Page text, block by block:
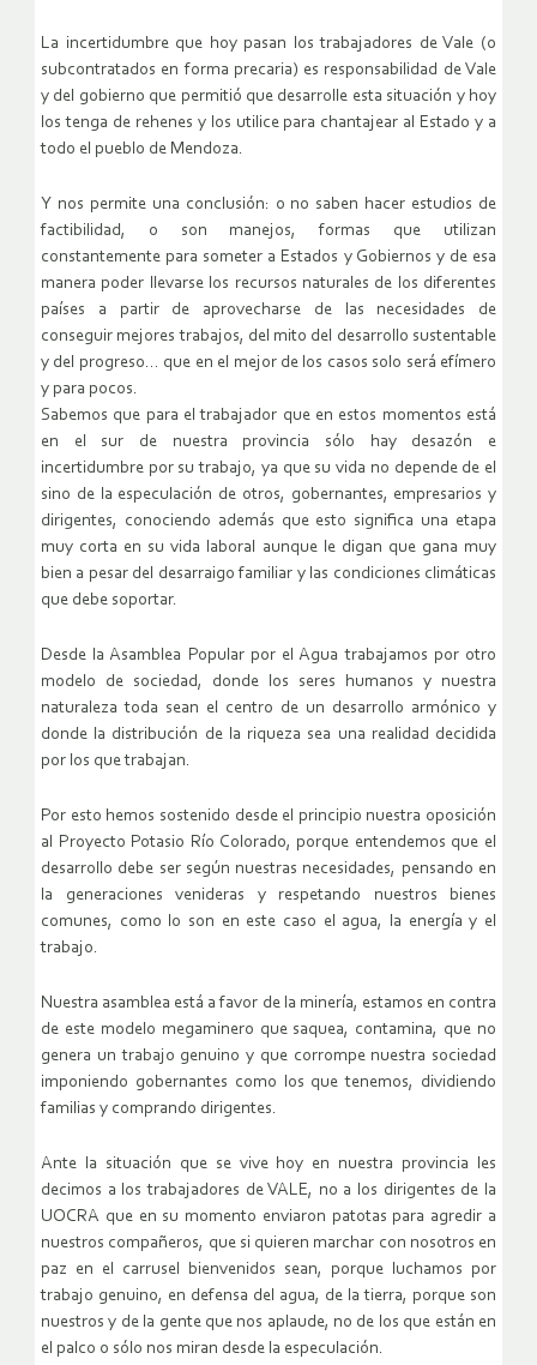
La incertidumbre que hoy pasan los trabajadores de Vale (o
subcontratados en forma precaria) es responsabilidad de Vale
y del gobierno que permitió que desarrolle esta situación y hoy
los tenga de rehenes y los utilice para chantajear al Estado y a
todo el pueblo de Mendoza.
Y nos permite una conclusión: o no saben hacer estudios de
factibilidad, o son manejos, formas que utilizan
constantemente para someter a Estados y Gobiernos y de esa
manera poder llevarse los recursos naturales de los diferentes
países a partir de aprovecharse de las necesidades de
conseguir mejores trabajos, del mito del desarrollo sustentable
y del progreso… que en el mejor de los casos solo será efímero
y para pocos.
Sabemos que para el trabajador que en estos momentos está
en el sur de nuestra provincia sólo hay desazón e
incertidumbre por su trabajo, ya que su vida no depende de el
sino de la especulación de otros, gobernantes, empresarios y
dirigentes, conociendo además que esto significa una etapa
muy corta en su vida laboral aunque le digan que gana muy
bien a pesar del desarraigo familiar y las condiciones climáticas
que debe soportar.
Desde la Asamblea Popular por el Agua trabajamos por otro
modelo de sociedad, donde los seres humanos y nuestra
naturaleza toda sean el centro de un desarrollo armónico y
donde la distribución de la riqueza sea una realidad decidida
por los que trabajan.
Por esto hemos sostenido desde el principio nuestra oposición
al Proyecto Potasio Río Colorado, porque entendemos que el
desarrollo debe ser según nuestras necesidades, pensando en
la generaciones venideras y respetando nuestros bienes
comunes, como lo son en este caso el agua, la energía y el
trabajo.
Nuestra asamblea está a favor de la minería, estamos en contra
de este modelo megaminero que saquea, contamina, que no
genera un trabajo genuino y que corrompe nuestra sociedad
imponiendo gobernantes como los que tenemos, dividiendo
familias y comprando dirigentes.
Ante la situación que se vive hoy en nuestra provincia les
decimos a los trabajadores de VALE, no a los dirigentes de la
UOCRA que en su momento enviaron patotas para agredir a
nuestros compañeros, que si quieren marchar con nosotros en
paz en el carrusel bienvenidos sean, porque luchamos por
trabajo genuino, en defensa del agua, de la tierra, porque son
nuestros y de la gente que nos aplaude, no de los que están en
el palco o sólo nos miran desde la especulación.